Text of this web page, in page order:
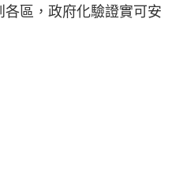
區，政府化驗證實可安